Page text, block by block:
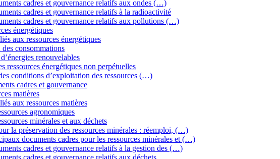
cadres et gouvernance relatifs aux ondes (…)
cadres et gouvernance relatifs à la radioactivité
cadres et gouvernance relatifs aux pollutions (…)
énergétiques
aux ressources énergétiques
consommations
renouvelables
ressources énergétiques non perpétuelles
conditions d’exploitation des ressources (…)
cadres et gouvernance
matières
aux ressources matières
agronomiques
minérales et aux déchets
la préservation des ressources minérales : réemploi, (…)
documents cadres pour les ressources minérales et (…)
cadres et gouvernance relatifs à la gestion des (…)
cadres et gouvernance relatifs aux déchets